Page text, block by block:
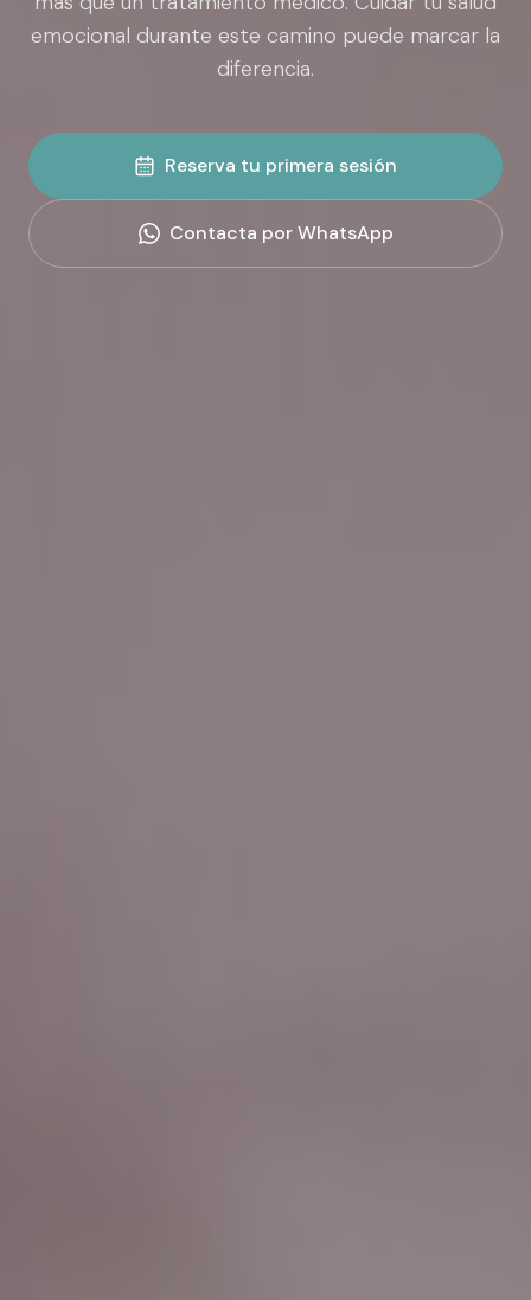
emocional durante este camino puede marcar la
diferencia.
Reserva tu primera sesión
Contacta por WhatsApp